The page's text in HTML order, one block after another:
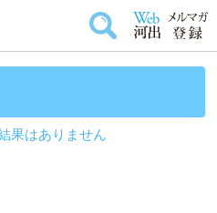
果はありません